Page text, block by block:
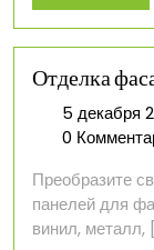
More
Отделка
5 декабря
0
Преобразите
панелей для
винил, металл,